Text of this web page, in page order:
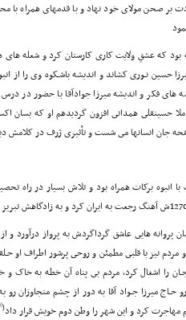
بر صحن مولاى خود نهاد و با قدمهاى همراه
که عشقِ ولایت کارى کارستان کرد و شعله
حسین نـورى کشاند و اندیشه باشـکوه وى را از
هاى فکر و اندیشه میرزا جوادآقا با حضور در
ملا حسینقلى همدانى افزون گردیدهم او که بسان
جان انسانها مى شست و تأثیرى ژرف در کلامش
برکات همراه بود و تلاش بسیار در راه
پروانه هایى عاشق گرداگردش به پرواز
نیز با قلبى مطمئن و روحى پرشور اطراف او
را اشغال کرد، مردم بى پناه آن خطه به خاک
رو حـاج میرزا جـواد آقا به دور از چشم
مهاجرت کرد و این شهر را وطن دوم خویش قرار داد(
[2]